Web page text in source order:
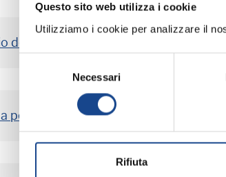
Questo sito web utilizza i cookie
Utilizziamo i cookie per analizzare il
Necessari
Rifiuta
dell'identità digitale agli Italiani
per richiedenti protezione